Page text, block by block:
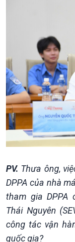
PV. Thưa ông,
DPPA của nhà
tham gia DPPA
Thái Nguyên
công tác vận
quốc gia?